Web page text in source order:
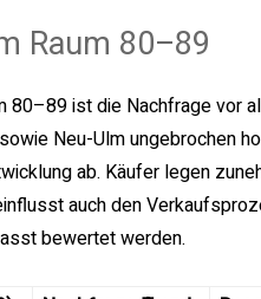
Raum 80–89
80–89 ist die Nachfrage vor
Neu-Ulm ungebrochen
ab. Käufer legen
auch den
bewertet werden.